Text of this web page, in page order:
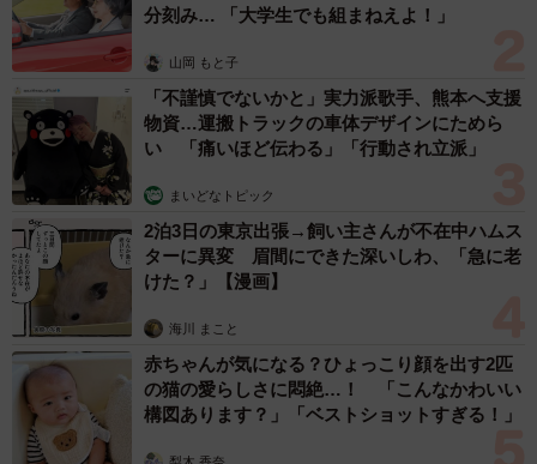
分刻み… 「大学生でも組まねえよ！」
山岡 もと子
「不謹慎でないかと」実力派歌手、熊本へ支援
物資…運搬トラックの車体デザインにためら
い 「痛いほど伝わる」「行動され立派」
まいどなトピック
2泊3日の東京出張→飼い主さんが不在中ハムス
ターに異変 眉間にできた深いしわ、「急に老
けた？」【漫画】
海川 まこと
赤ちゃんが気になる？ひょっこり顔を出す2匹
の猫の愛らしさに悶絶…！ 「こんなかわいい
構図あります？」「ベストショットすぎる！」
梨木 香奈